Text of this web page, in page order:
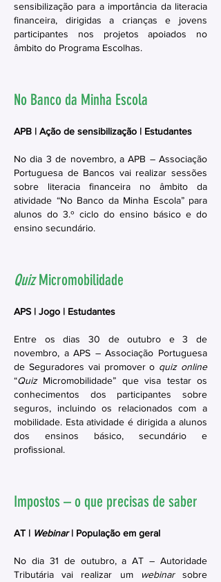
sensibilização para a importância da literacia
financeira, dirigidas a crianças e jovens
participantes nos projetos apoiados no
âmbito do Programa Escolhas.
No Banco da Minha Escola
APB | Ação de sensibilização | Estudantes
No dia 3 de novembro, a APB – Associação
Portuguesa de Bancos vai realizar sessões
sobre literacia financeira no âmbito da
atividade “No Banco da Minha Escola” para
alunos do 3.º ciclo do ensino básico e do
ensino secundário.
QuizMicromobilidade
APS | Jogo | Estudantes
Entre os dias 30 de outubro e 3 de
novembro, a APS – Associação Portuguesa
de Seguradores vai promover o quiz online
“Quiz Micromobilidade” que visa testar os
conhecimentos dos participantes sobre
seguros, incluindo os relacionados com a
mobilidade. Esta atividade é dirigida a alunos
dos ensinos básico, secundário e
profissional.
Impostos – o que precisas de saber
AT | Webinar| População em geral
No dia 31 de outubro, a AT – Autoridade
Tributária vai realizar um
webinarsobre